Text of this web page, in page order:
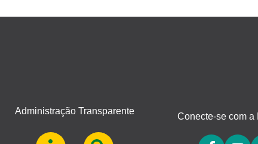
Administração Transparente Conecte-se com a